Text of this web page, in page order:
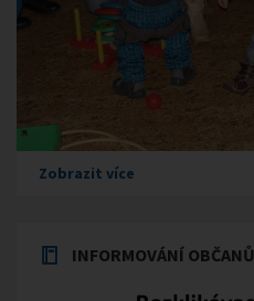
Zobrazit více
INFORMOVÁNÍ OBČANŮ